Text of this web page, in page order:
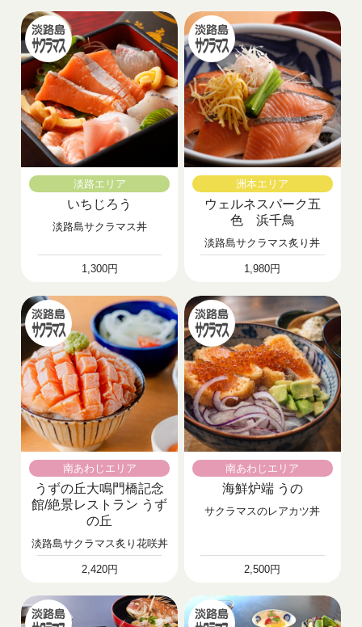
淡路エリア
いちじろう
淡路島サクラマス丼
1,300円
洲本エリア
ウェルネスパーク五
色 浜千鳥
淡路島サクラマス炙り丼
1,980円
南あわじエリア
うずの丘大鳴門橋記念
館/絶景レストラン うず
の丘
淡路島サクラマス炙り花咲丼
2,420円
南あわじエリア
海鮮炉端 うの
サクラマスのレアカツ丼
2,500円